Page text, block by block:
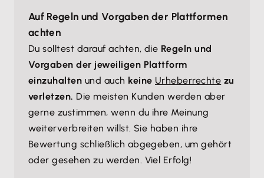
Auf Regeln und Vorgaben der Plattformen
achten
Du solltest darauf achten, die Regeln und
Vorgaben der jeweiligen Plattform
einzuhalten und auch keine Urheberrechte zu
verletzen. Die meisten Kunden werden aber
gerne zustimmen, wenn du ihre Meinung
weiterverbreiten willst. Sie haben ihre
Bewertung schließlich abgegeben, um gehört
oder gesehen zu werden. Viel Erfolg!